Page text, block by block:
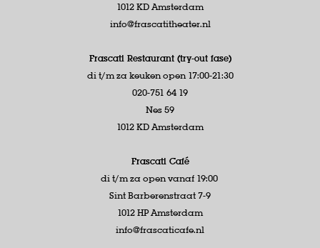
1012 KD Amsterdam
info@frascatitheater.nl
Frascati Restaurant (try-out fase)
di t/m za keuken open 17:00-21:30
020-751 64 19
Nes 59
1012 KD Amsterdam
Frascati Café
di t/m za open vanaf 19:00
Sint Barberenstraat 7-9
1012 HP Amsterdam
info@frascaticafe.nl